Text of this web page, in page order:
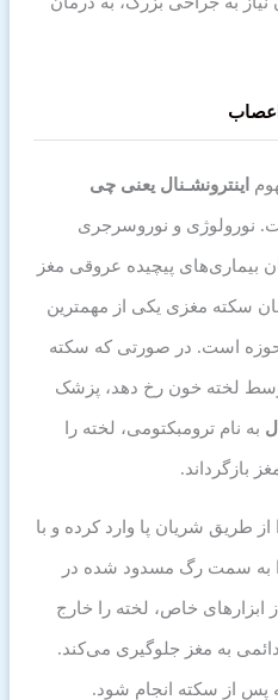
اعصاب
اینترونشـنالیعنی چی
نورولوژی و نوروسرجری
بیماری‌های پیچیده عروقی مغز
سکته مغزی یکی از مهمترین
حوزه است. در صورتی که سکته
لخته خون رخ دهد، پزشک
به نام ترومبکتومی، لخته را
بازگرداند.
طریق شریان پا وارد کرده و با
را به سمت رگ مسدود شده در
خاص، لخته را خارج
به مغز جلوگیری می‌کند.
پس از سکته انجام شود.